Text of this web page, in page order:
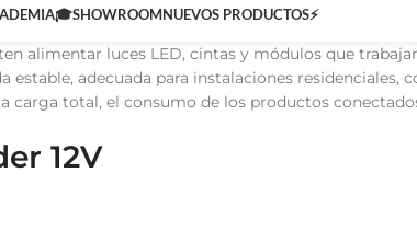
SHOWROOMNUEVOS PRODUCTOS⚡
alimentar luces LED, cintas y módulos que
estable, adecuada para instalaciones residenciales,
carga total, el consumo de los productos
12V